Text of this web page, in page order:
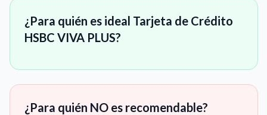
¿Para quién es ideal Tarjeta de Crédito
HSBC VIVA PLUS?
¿Para quién NO es recomendable?